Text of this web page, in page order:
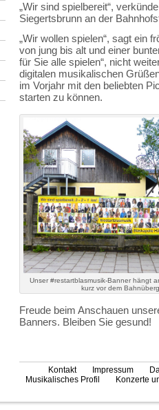
„Wir sind spielbereit“,
Siegertsbrunn an der
„Wir wollen spielen“, sagt ein
von jung bis alt und einer
für Sie alle spielen“, nicht
digitalen musikalischen
im Vorjahr mit den beliebten
starten zu können.
Unser #restartblasmusik-Banner hängt
kurz vor dem
Freude beim Anschauen
Banners. Bleiben Sie gesund!
Kontakt Impressum
Musikalisches Profil
Konzerte